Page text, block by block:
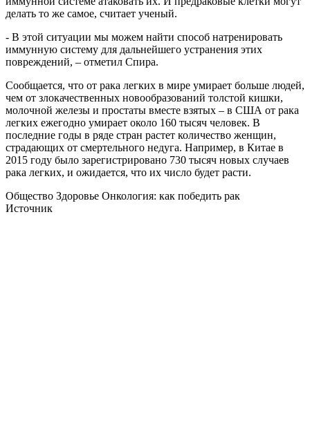
делать то же самое, считает ученый.
- В этой ситуации мы можем найти способ натренировать
иммунную систему для дальнейшего устранения этих
повреждений, – отметил Спира.
Сообщается, что от рака легких в мире умирает больше людей,
чем от злокачественных новообразований толстой кишки,
молочной железы и простаты вместе взятых – в США от рака
легких ежегодно умирает около 160 тысяч человек. В
последние годы в ряде стран растет количество женщин,
страдающих от смертельного недуга. Например, в Китае в
2015 году было зарегистрировано 730 тысяч новых случаев
рака легких, и ожидается, что их число будет расти.
Общество Здоровье Онкология: как победить рак
Источник